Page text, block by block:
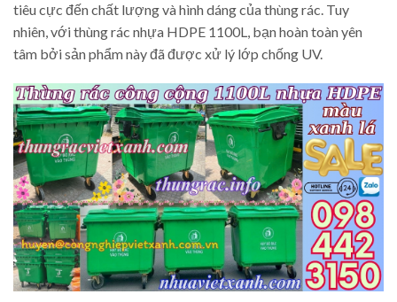
tiêu cực đến chất lượng và hình dáng của thùng rác. Tuy
nhiên, với thùng rác nhựa HDPE 1100L, bạn hoàn toàn yên
tâm bởi sản phẩm này đã được xử lý lớp chống UV.